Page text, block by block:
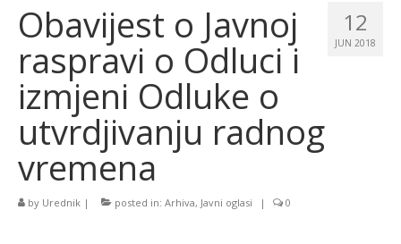
Službeni glasnici
Javne nabavke
Značajni datumi i manifestacije
Program energetske efikasnosti u stambenom
sektoru
12
JUN 2018
Obavijest o Javnoj
raspravi o Odluci i
izmjeni Odluke o
utvrdjivanju radnog
vremena
by Urednik | posted in: Arhiva, Javni oglasi | 0